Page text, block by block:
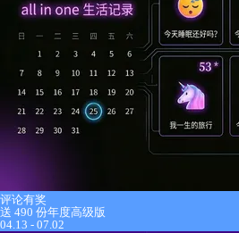
评论有奖
送 490 份年度高级版
04.13 - 07.02